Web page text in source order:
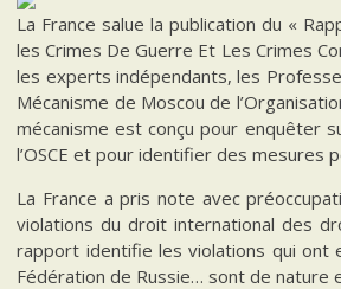
La France salue la publication du «
les Crimes De Guerre Et Les Crimes
les experts indépendants, les
Mécanisme de Moscou de
mécanisme est conçu pour enquêter
l’OSCE et pour identifier des mesures
La France a pris note avec
violations du droit international des
rapport identifie les violations qui ont
Fédération de Russie… sont de nature